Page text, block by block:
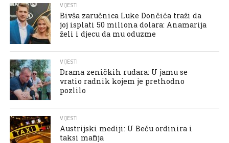
VIJESTI
Bivša zaručnica Luke Dončića traži da
joj isplati 50 miliona dolara: Anamarija
želi i djecu da mu oduzme
VIJESTI
Drama zeničkih rudara: U jamu se
vratio radnik kojem je prethodno
pozlilo
VIJESTI
Austrijski mediji: U Beču ordinira i
taksi mafija